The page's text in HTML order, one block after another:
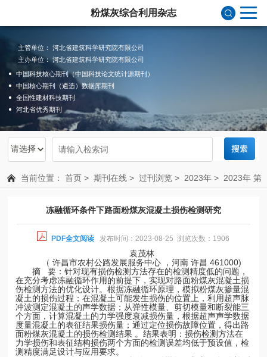
粉煤灰综合利用杂志
主管单位： 河北省建筑科学研究院有限公司
主办单位： 河北省建筑科学研究院有限公司
中国科技核心期刊（中国科技论文统计源期刊）
中国核心期刊（遴选）数据库期刊
全国性建材科技期刊
河北省优秀期刊
当前位置： 首页 > 期刊在线 > 过刊浏览 > 2023年 > 2023年 第
冻融循环条件下路面粉煤灰混凝土损伤检测研究
PDF全文阅读 发布时间：2023-08-25 浏览次数：1906
袁茂林
（ 许昌市农村公路发展服务中心 ，河南 许昌 461000)
摘 要：针对现有损伤检测方法存在的检测精度低的问题，
在充分考虑冻融循环作用的前提下，实现对路面粉煤灰混凝土损
伤检测方法的优化设计。根据冻融循环原理，模拟粉煤灰掺量混
凝土的损伤过程；在混凝土可能发生损伤的位置上，利用超声脉
冲波测定混凝土的声学数据；从弹性模量、剪切模量和断裂能三
个方面，计算混凝土的力学强度衰减损伤量，根据超声声学数据
度量混凝土的表征结果损伤量；通过定位损伤故障位置，得出路
面粉煤灰混凝土的损伤检测结果 。结果表明：损伤检测方法在
力学损伤和表征结构损伤两个方面的检测误差均低于预设值，检
测精度满足设计与应用要求。